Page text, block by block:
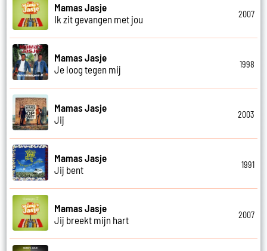
Mamas Jasje
Ik zit gevangen met jou
2007
Mamas Jasje
Je loog tegen mij
1998
Mamas Jasje
Jij
2003
Mamas Jasje
Jij bent
1991
Mamas Jasje
Jij breekt mijn hart
2007